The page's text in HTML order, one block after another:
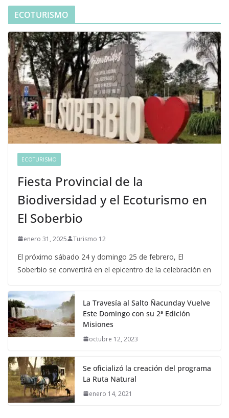
ECOTURISMO
ECOTURISMO
Fiesta Provincial de la
Biodiversidad y el Ecoturismo en
El Soberbio
enero 31, 2025 Turismo 12
El próximo sábado 24 y domingo 25 de febrero, El
Soberbio se convertirá en el epicentro de la celebración en
La Travesía al Salto Ñacunday Vuelve
Este Domingo con su 2ª Edición
Misiones
octubre 12, 2023
Se oficializó la creación del programa
La Ruta Natural
enero 14, 2021